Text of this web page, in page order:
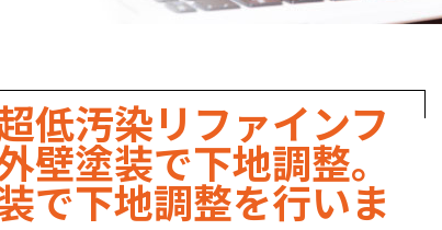
書の見方
低汚染リファインフ
壁塗装で下地調整。
で下地調整を行いま